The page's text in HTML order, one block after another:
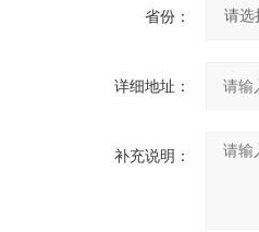
省份：
详细地址：
补充说明：